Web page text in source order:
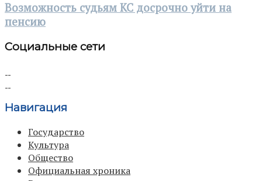
Возможность судьям КС досрочно уйти на
пенсию
Социальные сети
Навигация
Государство
Культура
Общество
Официальная хроника